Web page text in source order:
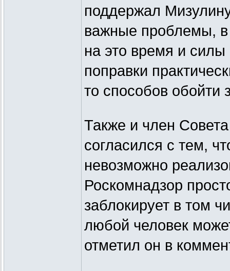
поддержал
важные проблемы, в
на это время и силы
поправки
то способов обойти
Также и член
согласился с тем,
невозможно
Роскомнадзор
заблокирует в том
любой человек
отметил он в